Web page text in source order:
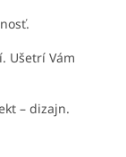
Ušetrí Vám
– dizajn.